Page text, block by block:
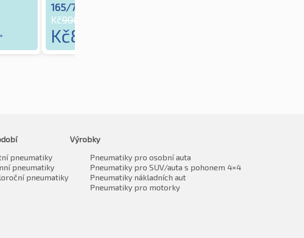
165/70R14 85T
Kč908
Kč889
pneumatiky
pneumatiky
pneumatiky
Výrobky
Pneumatiky pro osobní auta
Pneumatiky pro SUV/auta s pohonem 4×4
Pneumatiky nákladních aut
Pneumatiky pro motorky